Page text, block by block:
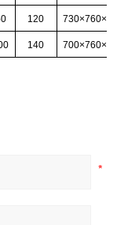
120 730
140 700